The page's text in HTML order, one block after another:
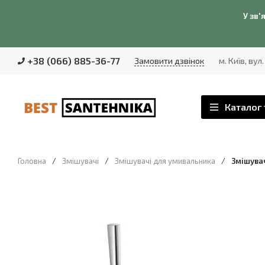
У
+38 (066) 885-36-77 Замовити дзвінок м. Київ,
Каталог
Головна / Змішувачі / Змішувачі для умивальника /